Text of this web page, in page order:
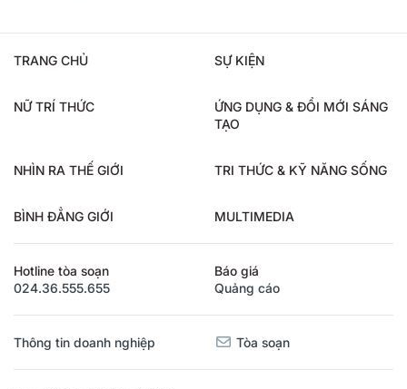
TRANG CHỦ SỰ KIỆN
NỮ TRÍ THỨC
ỨNG DỤNG & ĐỔI MỚI SÁNG
TẠO
NHÌN RA THẾ GIỚI TRI THỨC & KỸ NĂNG SỐNG
BÌNH ĐẲNG GIỚI MULTIMEDIA
Hotline tòa soạn
024.36.555.655
Báo giá
Quảng cáo
Thông tin doanh nghiệp Tòa soạn